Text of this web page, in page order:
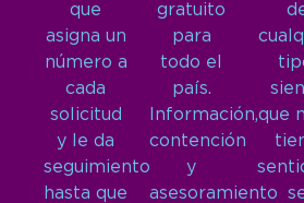
que
asigna un
número a
cada
solicitud
y le da
seguimiento
hasta que
gratuito
para
todo el
país.
Información,
contención
y
asesoramiento
que